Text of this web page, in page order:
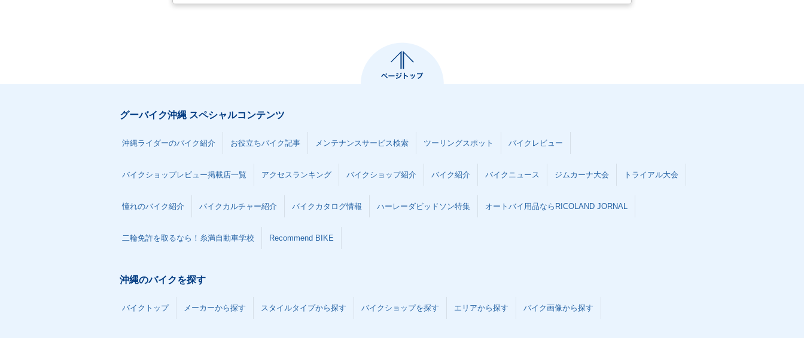
グーバイク沖縄 スペシャルコンテンツ
沖縄ライダーのバイク紹介 お役立ちバイク記事 メンテナンスサービス検索 ツーリングスポット バイクレビュー
バイクショップレビュー掲載店一覧 アクセスランキング バイクショップ紹介 バイク紹介 バイクニュース ジムカーナ大会 トライアル大会
憧れのバイク紹介 バイクカルチャー紹介 バイクカタログ情報 ハーレーダビッドソン特集 オートバイ用品ならRICOLAND JORNAL
二輪免許を取るなら！糸満自動車学校 Recommend BIKE
沖縄のバイクを探す
バイクトップ メーカーから探す スタイルタイプから探す バイクショップを探す エリアから探す バイク画像から探す